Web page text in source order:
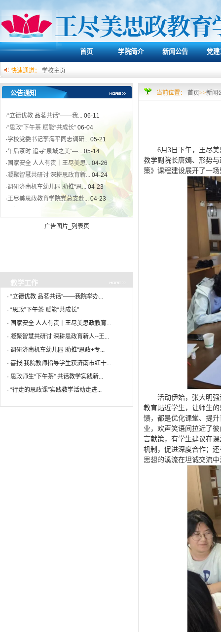
首页 学院简介 新闻公告 党建
快速通道： 学校主页
公告通知
·学校党委书记李海平同志调研... 05-21
·午后茶时 追寻“泉城之美”—... 05-14
·国家安全 人人有责｜王尽美思... 04-26
凝聚智慧共研讨 深耕思政育新... 04-24
· 调研济南机车幼儿园 助推“思...
·王尽美思政教育学院党总支赴... 04-23
喜报|我院教师指导学生获济南...
05-21
05-14
国家安全 人人有责｜王尽美思...
04-26
凝聚智慧共研讨 深耕思政育新...
04-24
04-23
王尽美思政教育学院党总支赴... 04-23
喜报|我院教师指导学生获济南... 04-16
广告图片_列表页
教学工作
· “立德优教 品茗共话”——我院举办...
· “思政”下午茶 赋能“共成长”
· 国家安全 人人有责｜王尽美思政教育...
· 凝聚智慧共研讨 深耕思政育新人--王...
· 调研济南机车幼儿园 助推“思政+专...
· 喜报|我院教师指导学生获济南市红十...
· 思政师生“下午茶” 共话教学实践新...
· “行走的思政课”实践教学活动走进...
当前位置： 首页>>新闻
6月3日下午，王尽
教学副院长唐嫣、形势
策》课程建设展开了一
活动伊始，张大明
教育贴近学生，让师生
馈，都是优化课堂、提
业，欢声笑语间拉近了
言献策，有学生建议在
机制，促进深度合作；
思想的溪流在坦诚交流